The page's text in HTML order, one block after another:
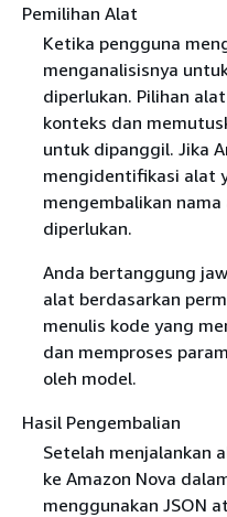
Pemilihan Alat
Ketika pengguna
menganalisisnya
diperlukan. Pilihan
konteks dan
untuk dipanggil. Jika
mengidentifikasi alat
mengembalikan
diperlukan.
Anda bertanggung
alat berdasarkan
menulis kode yang
dan memproses
oleh model.
Hasil Pengembalian
Setelah menjalankan
ke Amazon Nova
menggunakan JSON